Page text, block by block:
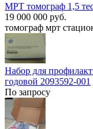
МРТ томограф 1,5
19 000 000 руб.
томограф мрт
Набор для
годовой 2093592-001
По запросу